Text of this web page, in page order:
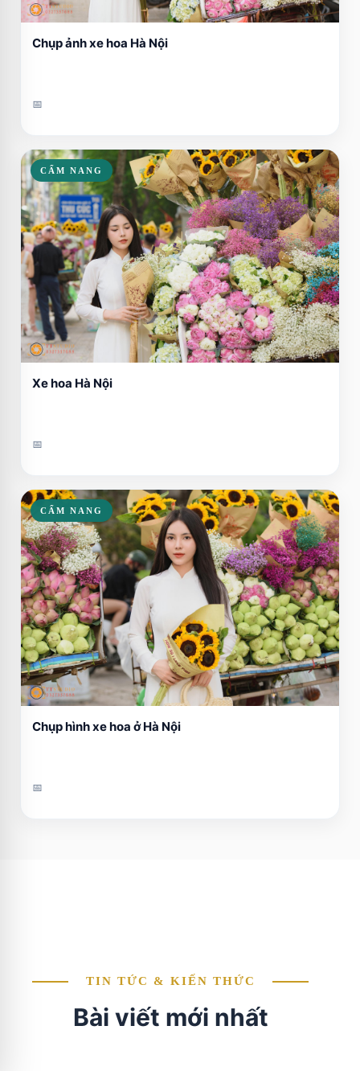
Chụp ảnh xe hoa Hà Nội
📅
CẨM NANG
Xe hoa Hà Nội
📅
CẨM NANG
Chụp hình xe hoa ở Hà Nội
📅
TIN TỨC & KIẾN THỨC
Bài viết mới nhất